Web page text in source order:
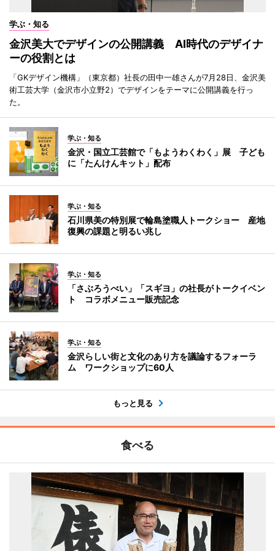
学ぶ・知る
金沢美大でデザインの公開講義 AI時代のデザイナ
ーの役割とは
「GKデザイン機構」（東京都）社長の田中一雄さんが7月28日、金沢美
術工芸大学（金沢市小立野2）でデザインをテーマに公開講義を行っ
た。
学ぶ・知る
金沢・国立工芸館で「もようわくわく」展 子ども
に「たんけんキット」配布
学ぶ・知る
石川県美の特別展で輪島塗職人トークショー 産地
復興の課題と明るい兆し
学ぶ・知る
「さぶろうべい」「スギヨ」の社長がトークイベン
ト コラボメニュー販売記念
学ぶ・知る
金沢らしい街と文化のあり方を議論するフォーラ
ム ワークショップに60人
もっと見る
食べる